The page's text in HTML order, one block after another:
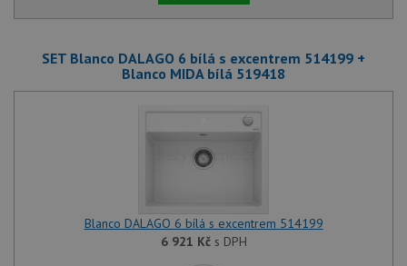
SET Blanco DALAGO 6 bílá s excentrem 514199 +
Blanco MIDA bílá 519418
Blanco DALAGO 6 bílá s excentrem 514199
6 921 Kčs DPH